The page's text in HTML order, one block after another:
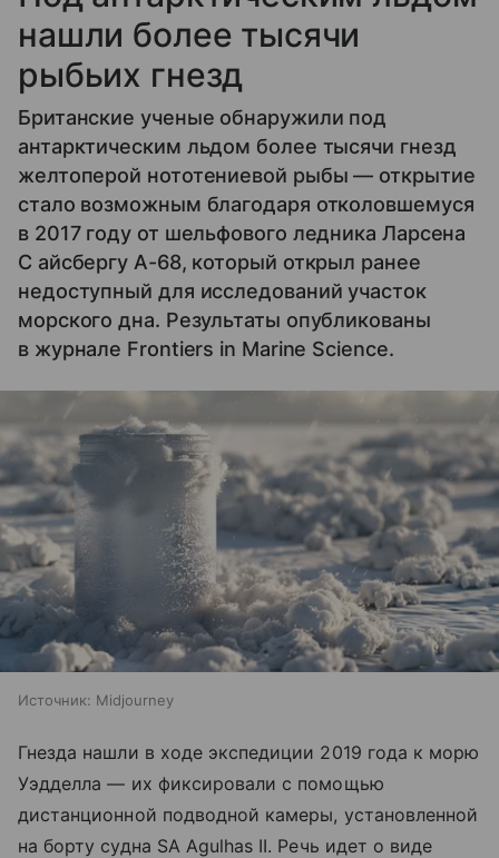
нашли более тысячи
рыбьих гнезд
Британские ученые обнаружили под
антарктическим льдом более тысячи гнезд
желтоперой нототениевой рыбы — открытие
стало возможным благодаря отколовшемуся
в 2017 году от шельфового ледника Ларсена
C айсбергу А-68, который открыл ранее
недоступный для исследований участок
морского дна. Результаты опубликованы
в журнале Frontiers in Marine Science.
Источник: Midjourney
Гнезда нашли в ходе экспедиции 2019 года к морю
Уэдделла — их фиксировали с помощью
дистанционной подводной камеры, установленной
на борту судна SA Agulhas II. Речь идет о виде